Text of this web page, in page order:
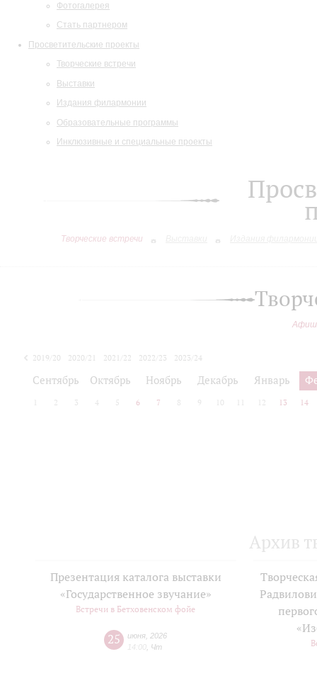
Фотогалерея
Стать партнером
Просветительские проекты
Творческие встречи
Выставки
Издания филармонии
Образовательные программы
Инклюзивные и специальные проекты
Творческие встречи
2019/20 2020/21 2021/22 2022/23
2023/24
Сентябрь Октябрь Ноябрь Декабрь Январь
2 3 4 5 6 7 8 9 10 12 13 14
Архив
Презентация каталога выставки
«Государственное звучание»
Встречи в Бетховенском фойе
25 июня 2026
14:00 Чт